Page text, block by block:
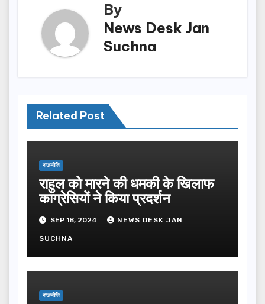
By
News Desk Jan
Suchna
Related Post
राजनीति
राहुल को मारने की धमकी के खिलाफ
कांग्रेसियों ने किया प्रदर्शन
SEP 18, 2024 NEWS DESK JAN
SUCHNA
राजनीति